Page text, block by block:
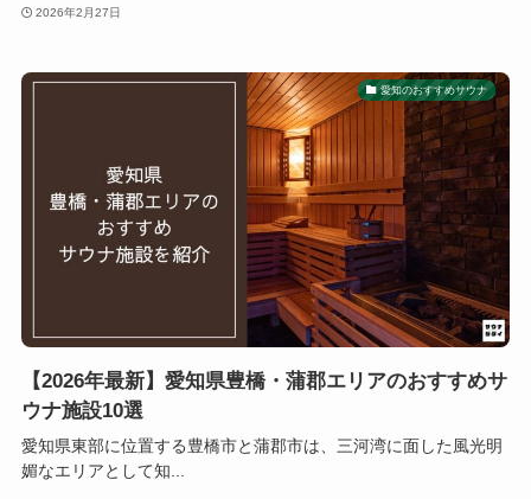
2026年2月27日
愛知のおすすめサウナ
【2026年最新】愛知県豊橋・蒲郡エリアのおすすめサ
ウナ施設10選
愛知県東部に位置する豊橋市と蒲郡市は、三河湾に面した風光明
媚なエリアとして知...